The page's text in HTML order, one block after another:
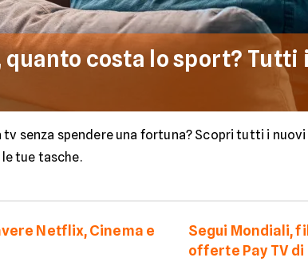
quanto costa lo sport?
senza spendere una fortuna? Scopri tutti i
tue tasche.
Netflix, Cinema e
Segui Mondiali,
offerte Pay TV di